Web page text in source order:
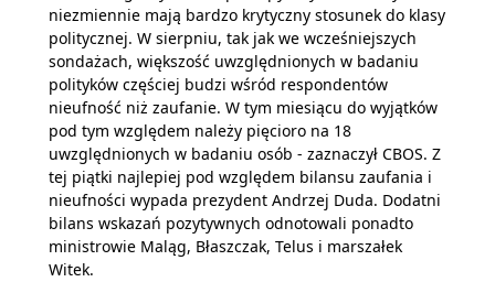
niezmiennie mają bardzo krytyczny stosunek do klasy
politycznej. W sierpniu, tak jak we wcześniejszych
sondażach, większość uwzględnionych w badaniu
polityków częściej budzi wśród respondentów
nieufność niż zaufanie. W tym miesiącu do wyjątków
pod tym względem należy pięcioro na 18
uwzględnionych w badaniu osób - zaznaczył CBOS. Z
tej piątki najlepiej pod względem bilansu zaufania i
nieufności wypada prezydent Andrzej Duda. Dodatni
bilans wskazań pozytywnych odnotowali ponadto
ministrowie Maląg, Błaszczak, Telus i marszałek
Witek.